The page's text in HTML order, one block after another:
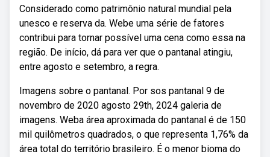
Considerado como patrimônio natural mundial pela
unesco e reserva da. Webe uma série de fatores
contribui para tornar possível uma cena como essa na
região. De início, dá para ver que o pantanal atingiu,
entre agosto e setembro, a regra.
Imagens sobre o pantanal. Por sos pantanal 9 de
novembro de 2020 agosto 29th, 2024 galeria de
imagens. Weba área aproximada do pantanal é de 150
mil quilômetros quadrados, o que representa 1,76% da
área total do território brasileiro. É o menor bioma do